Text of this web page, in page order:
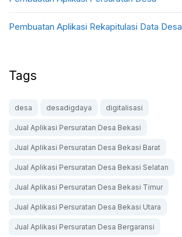
Pembuatan Aplikasi Rekapitulasi Data Desa
Tags
desa desadigdaya digitalisasi
Jual Aplikasi Persuratan Desa Bekasi
Jual Aplikasi Persuratan Desa Bekasi Barat
Jual Aplikasi Persuratan Desa Bekasi Selatan
Jual Aplikasi Persuratan Desa Bekasi Timur
Jual Aplikasi Persuratan Desa Bekasi Utara
Jual Aplikasi Persuratan Desa Bergaransi